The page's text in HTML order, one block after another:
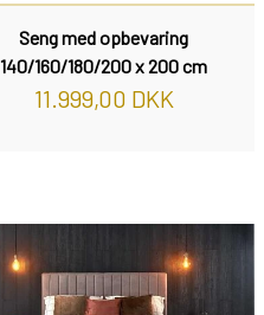
Seng med opbevaring
140/160/180/200 x 200 cm
11.999,00 DKK